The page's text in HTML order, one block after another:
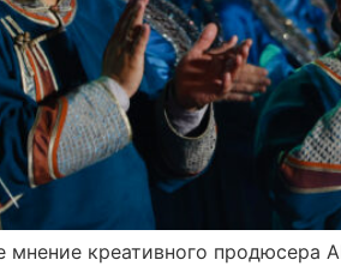
мнение креативного продюсера